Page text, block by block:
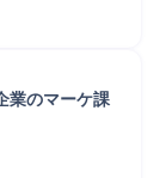
業のマーケ課